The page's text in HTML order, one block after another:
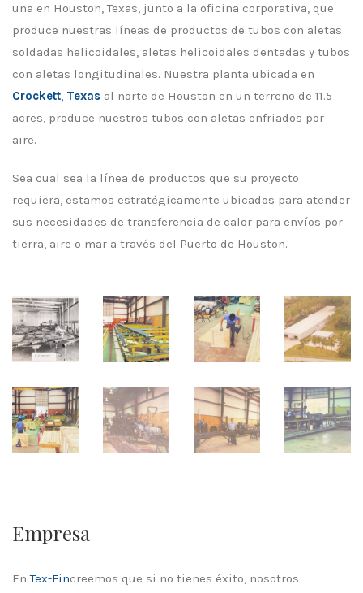
una en Houston, Texas, junto a la oficina corporativa, que
produce nuestras líneas de productos de tubos con aletas
soldadas helicoidales, aletas helicoidales dentadas y tubos
con aletas longitudinales. Nuestra planta ubicada en
Crockett, Texas al norte de Houston en un terreno de 11.5
acres, produce nuestros tubos con aletas enfriados por
aire.
Sea cual sea la línea de productos que su proyecto
requiera, estamos estratégicamente ubicados para atender
sus necesidades de transferencia de calor para envíos por
tierra, aire o mar a través del Puerto de Houston.
Empresa
EnTex-Fincreemos que si no tienes éxito, nosotros